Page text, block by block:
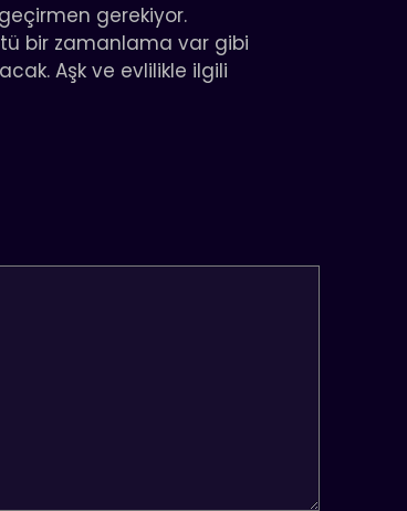
gerekiyor.
bir zamanlama var gibi
Aşk ve evlilikle ilgili